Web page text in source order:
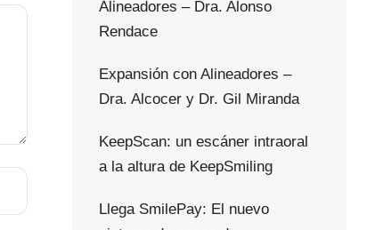
Alineadores – Dra. Alonso
Rendace
Expansión con Alineadores –
Dra. Alcocer y Dr. Gil Miranda
KeepScan: un escáner intraoral
a la altura de KeepSmiling
Llega SmilePay: El nuevo